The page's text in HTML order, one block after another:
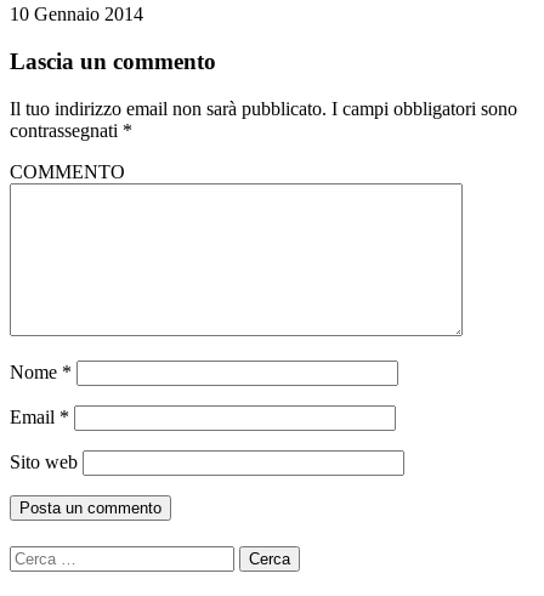
10 Gennaio 2014
Lascia un commento
Il tuo indirizzo email non sarà pubblicato. I campi obbligatori sono
contrassegnati *
COMMENTO
Nome *
Email *
Sito web
Ricerca
per: